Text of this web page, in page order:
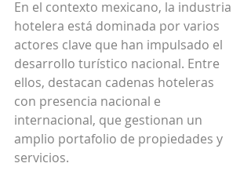
En el contexto mexicano, la industria
hotelera está dominada por varios
actores clave que han impulsado el
desarrollo turístico nacional. Entre
ellos, destacan cadenas hoteleras
con presencia nacional e
internacional, que gestionan un
amplio portafolio de propiedades y
servicios.